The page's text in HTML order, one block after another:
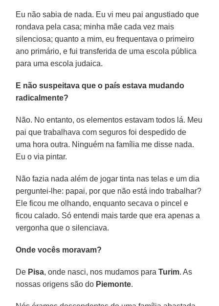
Eu não sabia de nada. Eu vi meu pai angustiado que
rondava pela casa; minha mãe cada vez mais
silenciosa; quanto a mim, eu frequentava o primeiro
ano primário, e fui transferida de uma escola pública
para uma escola judaica.
E não suspeitava que o país estava mudando
radicalmente?
Não. No entanto, os elementos estavam todos lá. Meu
pai que trabalhava com seguros foi despedido de
uma hora outra. Ninguém na família me disse nada.
Eu o via pintar.
Não fazia nada além de jogar tinta nas telas e um dia
perguntei-lhe: papai, por que não está indo trabalhar?
Ele ficou me olhando, enquanto secava o pincel e
ficou calado. Só entendi mais tarde que era apenas a
vergonha que o silenciava.
Onde vocês moravam?
De Pisa, onde nasci, nos mudamos paraTurim. As
nossas origens são do Piemonte.